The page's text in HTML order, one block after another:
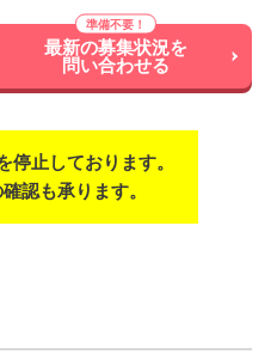
最新の募集状況を
問い合わせる
停止しております。
認も承ります。